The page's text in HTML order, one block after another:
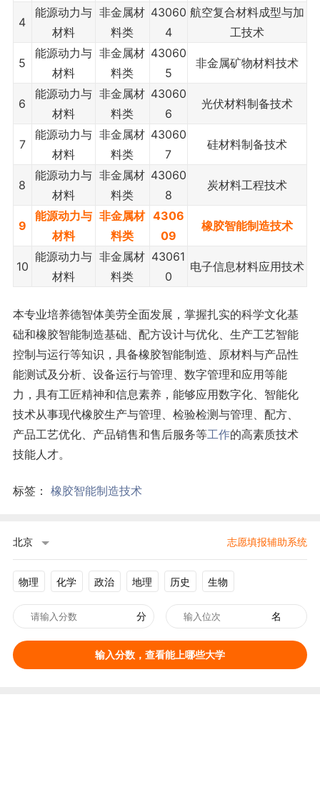
4
能源动力与
材料
非金属材
料类
43060
4
航空复合材料成型与加
工技术
5
能源动力与
材料
非金属材
料类
43060
5
非金属矿物材料技术
6
能源动力与
材料
非金属材
料类
43060
6
光伏材料制备技术
7
能源动力与
材料
非金属材
料类
43060
7
硅材料制备技术
8
能源动力与
材料
非金属材
料类
43060
8
炭材料工程技术
9
能源动力与
材料
非金属材
料类
4306
09
橡胶智能制造技术
10
能源动力与
材料
非金属材
料类
43061
0
电子信息材料应用技术
本专业培养德智体美劳全面发展，掌握扎实的科学文化基
础和橡胶智能制造基础、配方设计与优化、生产工艺智能
控制与运行等知识，具备橡胶智能制造、原材料与产品性
能测试及分析、设备运行与管理、数字管理和应用等能
力，具有工匠精神和信息素养，能够应用数字化、智能化
技术从事现代橡胶生产与管理、检验检测与管理、配方、
产品工艺优化、产品销售和售后服务等工作的高素质技术
技能人才。
标签： 橡胶智能制造技术
北京 志愿填报辅助系统
物理 化学 政治 地理 历史 生物
分 名
输入分数，查看能上哪些大学